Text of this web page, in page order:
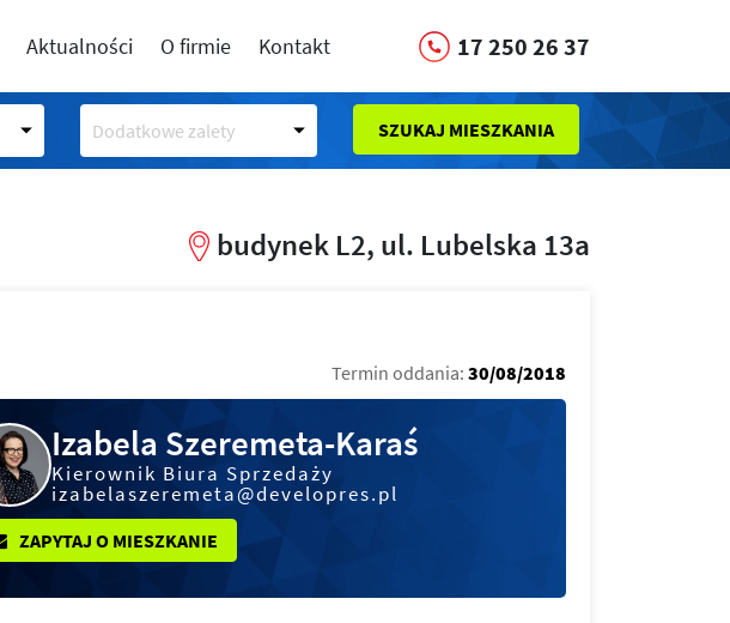
Aktualności O firmie Kontakt 17 250 26 37
Dodatkowe zalety SZUKAJ MIESZKANIA
budynek L2, ul. Lubelska 13a
Termin oddania: 30/08/2018
Izabela Szeremeta-Karaś
Kierownik Biura Sprzedaży
izabelaszeremeta@developres.pl
ZAPYTAJ O MIESZKANIE